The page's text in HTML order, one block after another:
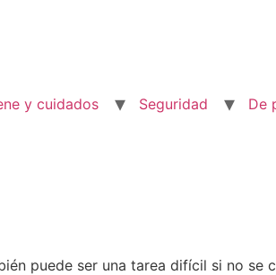
y cuidados Seguridad De
puede ser una tarea difícil si no se